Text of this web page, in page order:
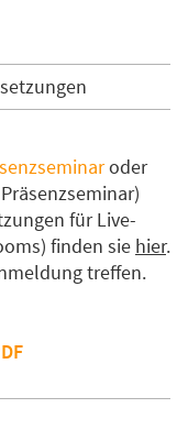
oder
für Live-
finden sie hier.
treffen.